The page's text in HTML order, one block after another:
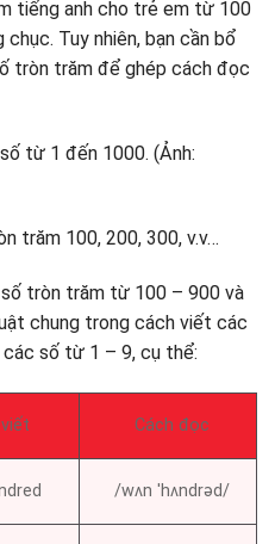
tiếng anh cho trẻ em từ 100
Tuy nhiên, bạn cần bổ
tròn trăm để ghép cách đọc
trăm 100, 200, 300, v.v…
tròn trăm từ 100 – 900 và
chung trong cách viết các
các số từ 1 – 9, cụ thể:
Cách đọc
/wʌn ˈhʌndrəd/